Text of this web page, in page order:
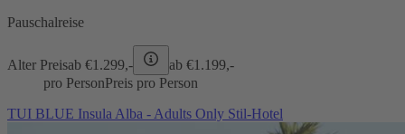
Pauschalreise
Alter Preisab €1.299,- ab €1.199,-
pro PersonPreis pro Person
TUI BLUE Insula Alba - Adults Only Stil-Hotel